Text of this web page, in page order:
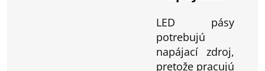
LED pásy
potrebujú
napájací zdroj,
pretože pracujú